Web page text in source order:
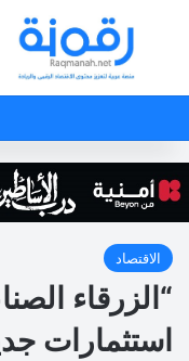
بحث عن
الاقتصاد
“الزرقاء
استثمارات